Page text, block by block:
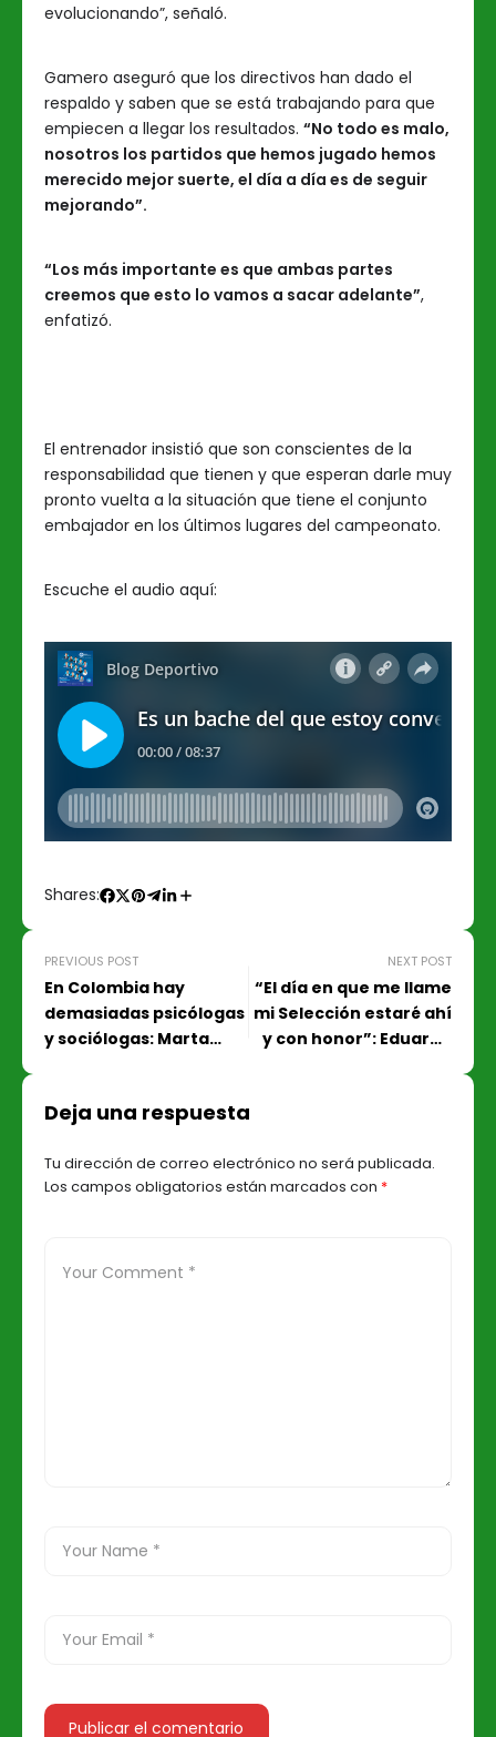
evolucionando”, señaló.
Gamero aseguró que los directivos han dado el
respaldo y saben que se está trabajando para que
empiecen a llegar los resultados. “No todo es malo,
nosotros los partidos que hemos jugado hemos
merecido mejor suerte, el día a día es de seguir
mejorando”.
“Los más importante es que ambas partes
creemos que esto lo vamos a sacar adelante”,
enfatizó.
El entrenador insistió que son conscientes de la
responsabilidad que tienen y que esperan darle muy
pronto vuelta a la situación que tiene el conjunto
embajador en los últimos lugares del campeonato.
Escuche el audio aquí:
Shares:
PREVIOUS POST
En Colombia hay
demasiadas psicólogas
y sociólogas: Marta
NEXT POST
“El día en que me llame
mi Selección estaré ahí
y con honor”: Eduardo
Deja una respuesta
Tu dirección de correo electrónico no será publicada.
Los campos obligatorios están marcados con *